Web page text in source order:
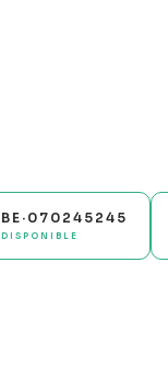
BE·070245245
DISPONIBLE